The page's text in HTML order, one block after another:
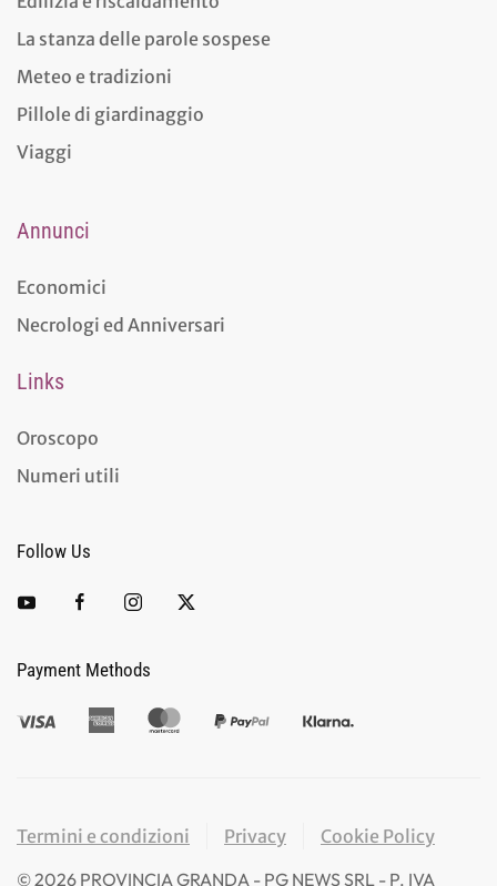
La stanza delle parole sospese
Meteo e tradizioni
Pillole di giardinaggio
Viaggi
Annunci
Economici
Necrologi ed Anniversari
Links
Oroscopo
Numeri utili
Follow Us
Payment Methods
Termini e condizioni Privacy
Cookie Policy
©2026 PROVINCIA GRANDA - PG NEWS SRL - P. IVA